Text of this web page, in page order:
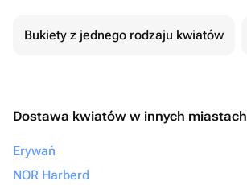
Bukiety z jednego rodzaju kwiatów
Dostawa kwiatów w innych miastach
Erywań
NOR Harberd